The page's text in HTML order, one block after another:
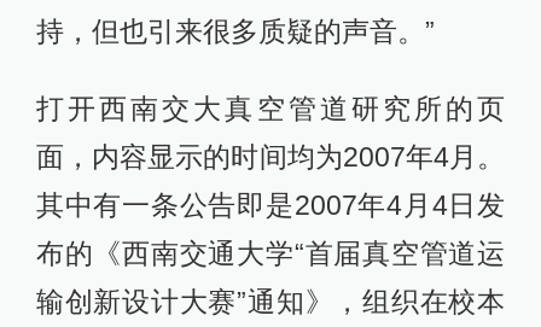
持，但也引来很多质疑的声音。”
打开西南交大真空管道研究所的页
面，内容显示的时间均为2007年4月。
其中有一条公告即是2007年4月4日发
布的《西南交通大学“首届真空管道运
输创新设计大赛”通知》，组织在校本